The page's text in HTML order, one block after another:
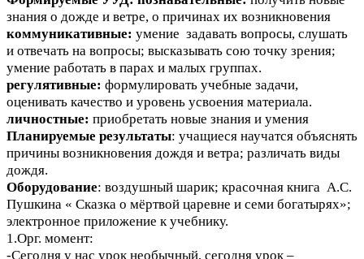
знания о дожде и ветре, о причинах их возникновения
коммуникативные: умение задавать вопросы, слушать
и отвечать на вопросы; высказывать сою точку зрения;
умение работать в парах и малых группах.
регулятивные: формулировать учебные задачи,
оценивать качество и уровень усвоения материала.
личностные: приобретать новые знания и умения
Планируемые результаты: учащиеся научатся объяснять
причины возникновения дождя и ветра; различать виды
дождя.
Оборудование: воздушный шарик; красочная книга А.С.
Пушкина « Сказка о мёртвой царевне и семи богатырях»;
электронное приложение к учебнику.
1.Орг. момент:
-Сегодня у нас урок необычный, сегодня урок –